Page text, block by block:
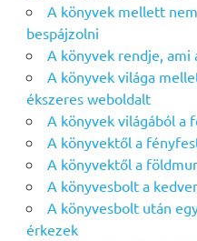
A könyvek mellett
bespájzolni
A könyvek rendje,
A könyvek világa
ékszeres weboldalt
A könyvek világából a
A könyvektől a
A könyvektől a
A könyvesbolt a
A könyvesbolt után
érkezek